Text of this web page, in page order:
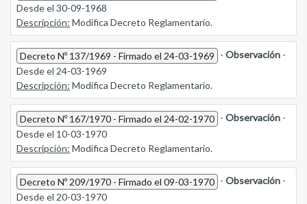
Desde el 30-09-1968
Descripción: Modifica Decreto Reglamentario.
Decreto Nº 137/1969 - Firmado el 24-03-1969 - Observación -
Desde el 24-03-1969
Descripción: Modifica Decreto Reglamentario.
Decreto Nº 167/1970 - Firmado el 24-02-1970 - Observación -
Desde el 10-03-1970
Descripción: Modifica Decreto Reglamentario.
Decreto Nº 209/1970 - Firmado el 09-03-1970 - Observación -
Desde el 20-03-1970